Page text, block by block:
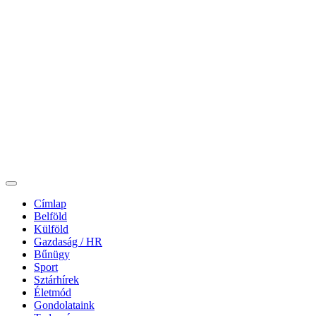
Címlap
Belföld
Külföld
Gazdaság / HR
Bűnügy
Sport
Sztárhírek
Életmód
Gondolataink